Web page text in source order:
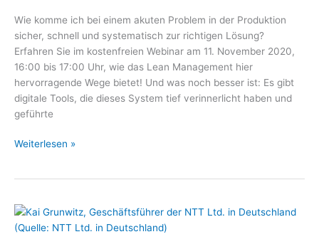
Wie komme ich bei einem akuten Problem in der Produktion
sicher, schnell und systematisch zur richtigen Lösung?
Erfahren Sie im kostenfreien Webinar am 11. November 2020,
16:00 bis 17:00 Uhr, wie das Lean Management hier
hervorragende Wege bietet! Und was noch besser ist: Es gibt
digitale Tools, die dieses System tief verinnerlicht haben und
geführte
Weiterlesen »
E.ON
vertraut